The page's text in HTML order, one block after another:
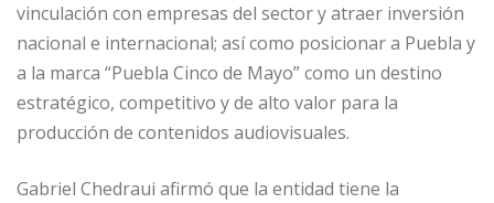
vinculación con empresas del sector y atraer inversión
nacional e internacional; así como posicionar a Puebla y
a la marca “Puebla Cinco de Mayo” como un destino
estratégico, competitivo y de alto valor para la
producción de contenidos audiovisuales.
Gabriel Chedraui afirmó que la entidad tiene la